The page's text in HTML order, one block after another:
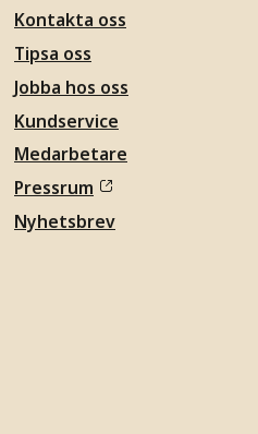
Kontakta oss
Tipsa oss
Jobba hos oss
Kundservice
Medarbetare
Pressrum
Nyhetsbrev